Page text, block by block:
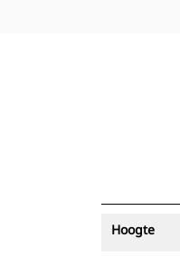
Hoogte